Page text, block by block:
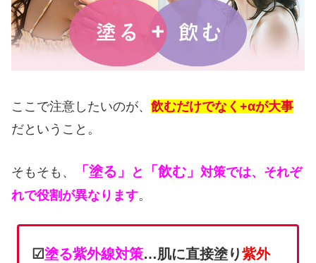
ここで注意したいのが、 飲むだけでなく+αが大事
だということ。
そもそも、 「塗る」 と 「飲む」 対策では、それぞ
れで役割が異なります。
☑塗る紫外線対策…肌に直接塗り紫外